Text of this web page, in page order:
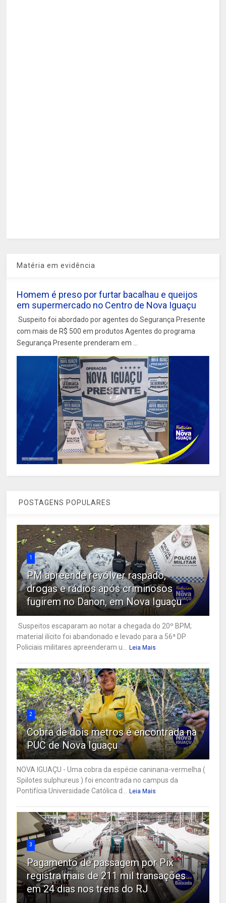
Matéria em evidência
Homem é preso por furtar bacalhau e queijos
em supermercado no Centro de Nova Iguaçu
Suspeito foi abordado por agentes do Segurança Presente
com mais de R$ 500 em produtos Agentes do programa
Segurança Presente prenderam em ...
POSTAGENS POPULARES
1
PM apreende revólver raspado,
drogas e rádios após criminosos
fugirem no Danon, em Nova Iguaçu
Suspeitos escaparam ao notar a chegada do 20º BPM;
material ilícito foi abandonado e levado para a 56ª DP
Policiais militares apreenderam u... Leia Mais
2
Cobra de dois metros é encontrada na
PUC de Nova Iguaçu
NOVA IGUAÇU - Uma cobra da espécie caninana-vermelha (
Spilotes sulphureus ) foi encontrada no campus da
Pontifícia Universidade Católica d... Leia Mais
3
Pagamento de passagem por Pix
registra mais de 211 mil transações
em 24 dias nos trens do RJ